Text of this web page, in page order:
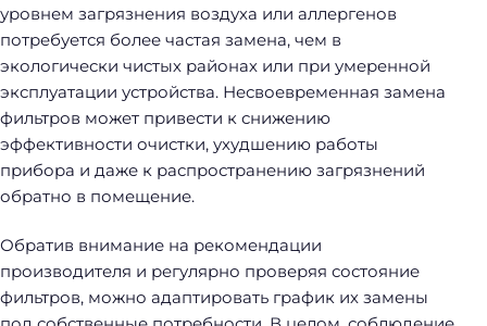
уровнем загрязнения воздуха или аллергенов
потребуется более частая замена, чем в
экологически чистых районах или при умеренной
эксплуатации устройства. Несвоевременная замена
фильтров может привести к снижению
эффективности очистки, ухудшению работы
прибора и даже к распространению загрязнений
обратно в помещение.
Обратив внимание на рекомендации
производителя и регулярно проверяя состояние
фильтров, можно адаптировать график их замены